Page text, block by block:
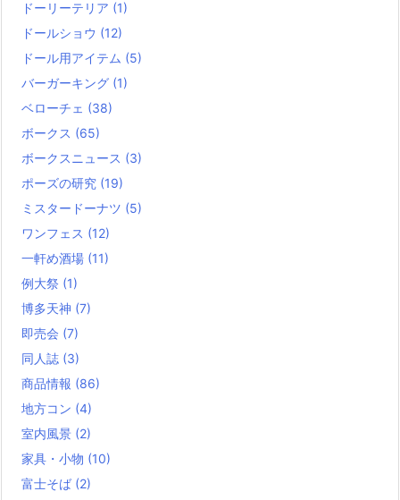
ドーリーテリア (1)
ドールショウ (12)
ドール用アイテム (5)
バーガーキング (1)
ベローチェ (38)
ボークス (65)
ボークスニュース (3)
ポーズの研究 (19)
ミスタードーナツ (5)
ワンフェス (12)
一軒め酒場 (11)
例大祭 (1)
博多天神 (7)
即売会 (7)
同人誌 (3)
商品情報 (86)
地方コン (4)
室内風景 (2)
家具・小物 (10)
富士そば (2)